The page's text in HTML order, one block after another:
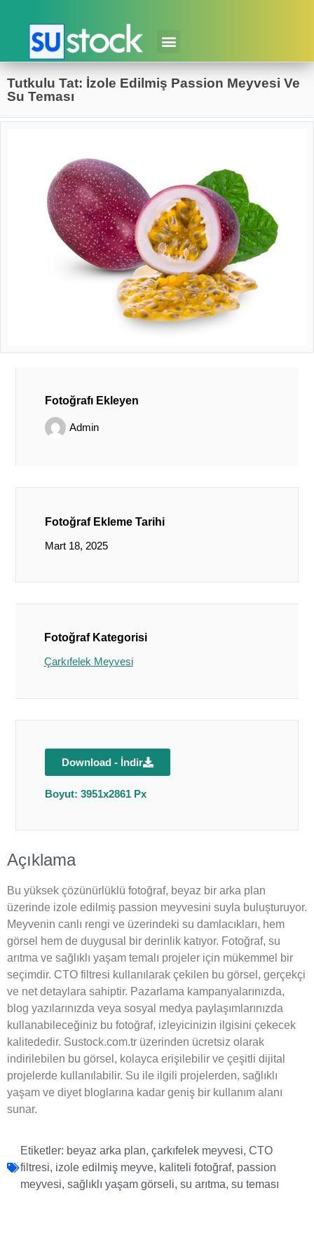
Tutkulu Tat: İzole Edilmiş Passion Meyvesi Ve
Su Teması
Fotoğrafı Ekleyen
Admin
Fotoğraf Ekleme Tarihi
Mart 18, 2025
Fotoğraf Kategorisi
Çarkıfelek Meyvesi
Download - İndir
Boyut: 3951x2861 Px
Açıklama
Bu yüksek çözünürlüklü fotoğraf, beyaz bir arka plan
üzerinde izole edilmiş passion meyvesini suyla buluşturuyor.
Meyvenin canlı rengi ve üzerindeki su damlacıkları, hem
görsel hem de duygusal bir derinlik katıyor. Fotoğraf, su
arıtma ve sağlıklı yaşam temalı projeler için mükemmel bir
seçimdir. CTO filtresi kullanılarak çekilen bu görsel, gerçekçi
ve net detaylara sahiptir. Pazarlama kampanyalarınızda,
blog yazılarınızda veya sosyal medya paylaşımlarınızda
kullanabileceğiniz bu fotoğraf, izleyicinizin ilgisini çekecek
kalitededir. Sustock.com.tr üzerinden ücretsiz olarak
indirilebilen bu görsel, kolayca erişilebilir ve çeşitli dijital
projelerde kullanılabilir. Su ile ilgili projelerden, sağlıklı
yaşam ve diyet bloglarına kadar geniş bir kullanım alanı
sunar.
Etiketler: beyaz arka plan, çarkıfelek meyvesi, CTO
filtresi, izole edilmiş meyve, kaliteli fotoğraf, passion
meyvesi, sağlıklı yaşam görseli, su arıtma, su teması